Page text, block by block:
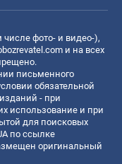
фото- и видео-),
и на всех
письменного
обязательной
- при
использование и при
для поисковых
по ссылке
оригинальный